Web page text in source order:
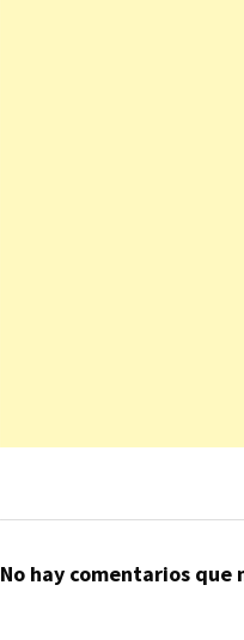
No hay comentarios que